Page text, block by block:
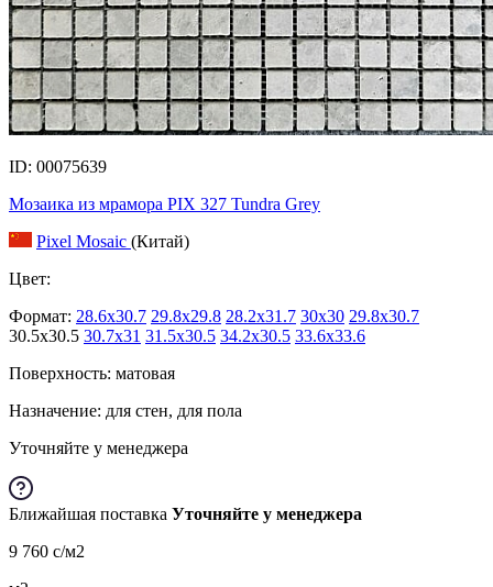
ID: 00075639
Мозаика из мрамора PIX 327 Tundra Grey
Pixel Mosaic (Китай)
Цвет:
Формат: 28.6x30.7 29.8x29.8 28.2x31.7 30x30 29.8x30.7
30.5x30.5 30.7x31 31.5x30.5 34.2x30.5 33.6x33.6
Поверхность: матовая
Назначение: для стен, для пола
Уточняйте у менеджера
Ближайшая поставка Уточняйте у менеджера
9 760 c/м2